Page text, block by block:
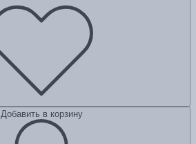
Добавить в корзину